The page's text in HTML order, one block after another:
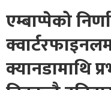
एम्बाप्पेको
क्यानडामाथि